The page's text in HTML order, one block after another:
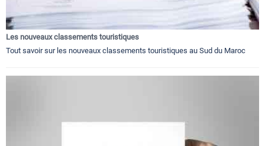
Les nouveaux classements touristiques
Tout savoir sur les nouveaux classements touristiques au Sud du Maroc